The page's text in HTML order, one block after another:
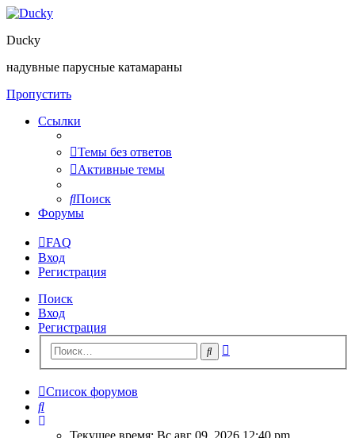
Ducky
надувные парусные катамараны
Пропустить
Ссылки
Темы без ответов
Активные темы
Поиск
Форумы
FAQ
Вход
Регистрация
Поиск
Вход
Регистрация
Поиск
Список форумов
Поиск
Текущее время: Вс авг 09, 2026 12:40 pm